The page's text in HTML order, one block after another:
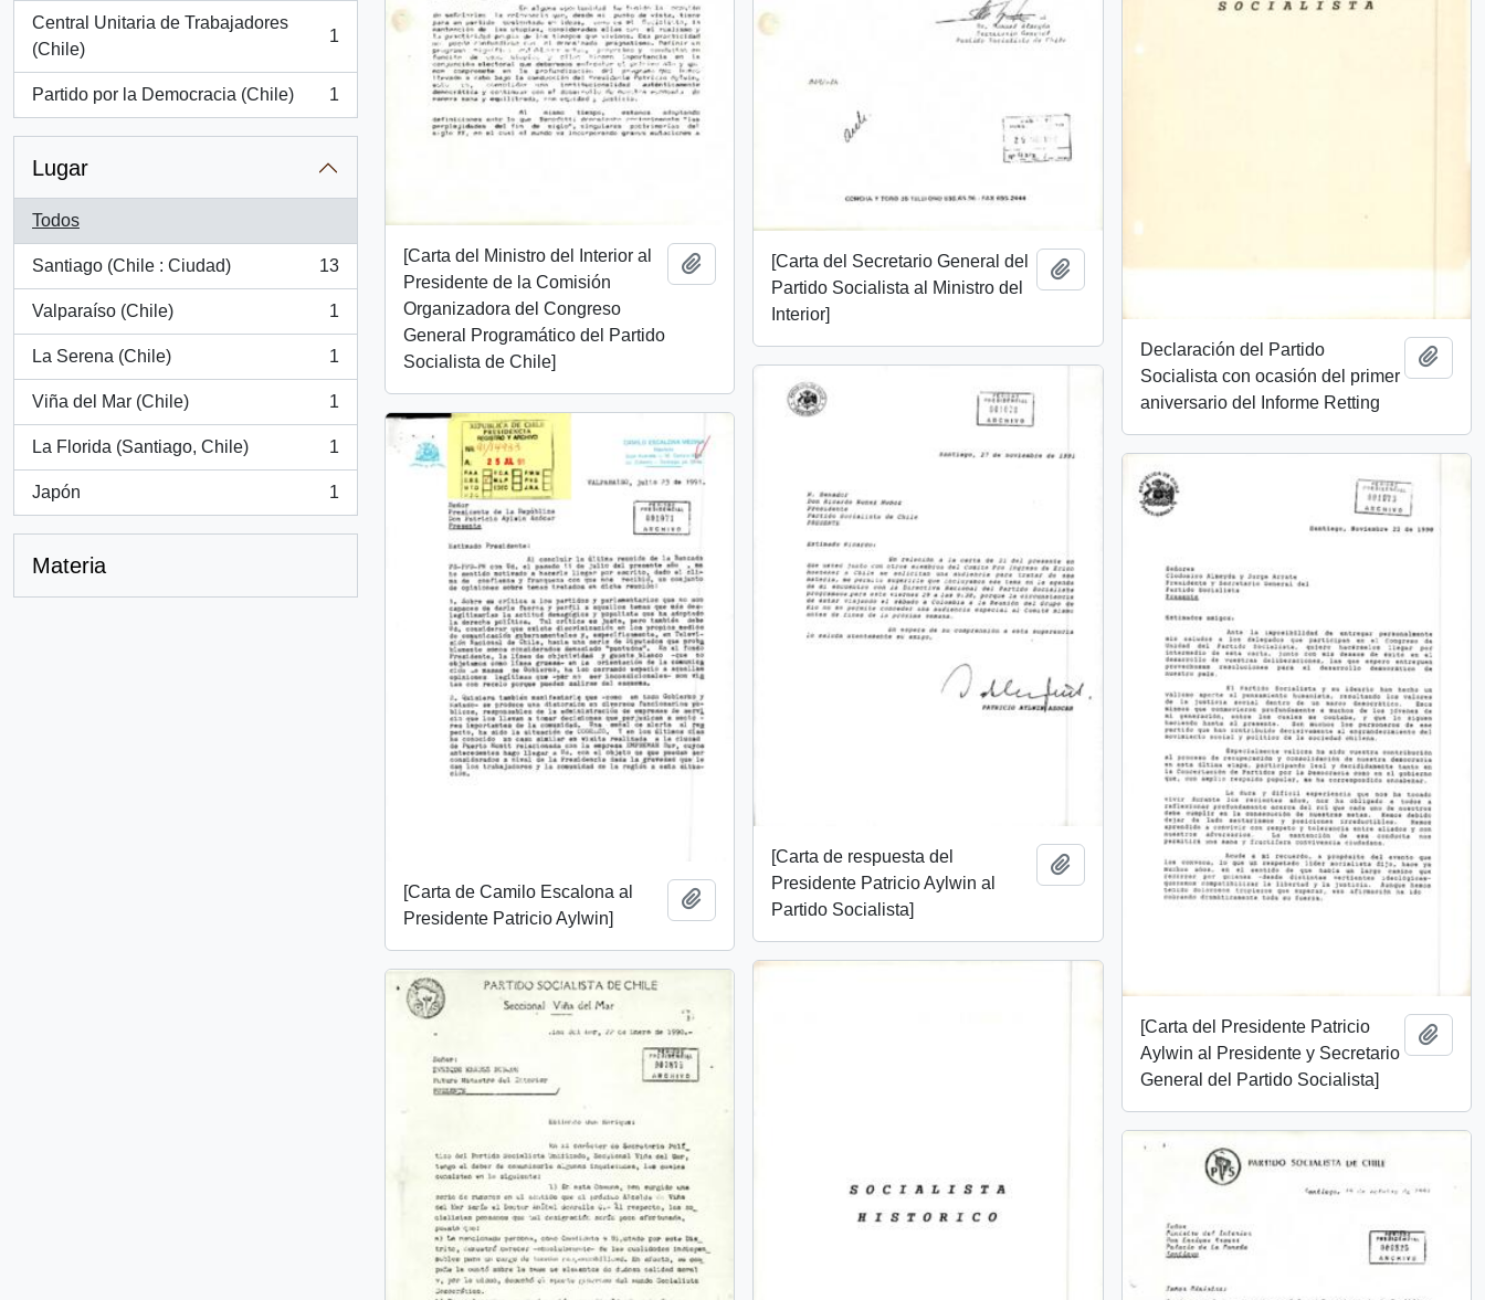
Central Unitaria de Trabajadores
(Chile)
, 1 resultados
1
Partido por la Democracia (Chile)
, 1 resultados
1
Lugar
Todos
Santiago (Chile : Ciudad)
, 13 resultados
13
Valparaíso (Chile)
, 1 resultados
1
La Serena (Chile)
, 1 resultados
1
Viña del Mar (Chile)
, 1 resultados
1
La Florida (Santiago, Chile)
, 1 resultados
1
Japón
, 1 resultados
1
Materia
[Carta del Ministro del Interior al
Presidente de la Comisión
Organizadora del Congreso
General Programático del Partido
Socialista de Chile]
Añadir al portapapeles
[Carta del Secretario General del
Partido Socialista al Ministro del
Interior]
Añadir al portapapeles
Declaración del Partido
Socialista con ocasión del primer
aniversario del Informe Retting
[Carta de respuesta del
Presidente Patricio Aylwin al
Partido Socialista]
Añadir al portapapeles
[Carta de Camilo Escalona al
Presidente Patricio Aylwin]
Añadir al portapapeles
[Carta del Presidente Patricio
Aylwin al Presidente y Secretario
General del Partido Socialista]